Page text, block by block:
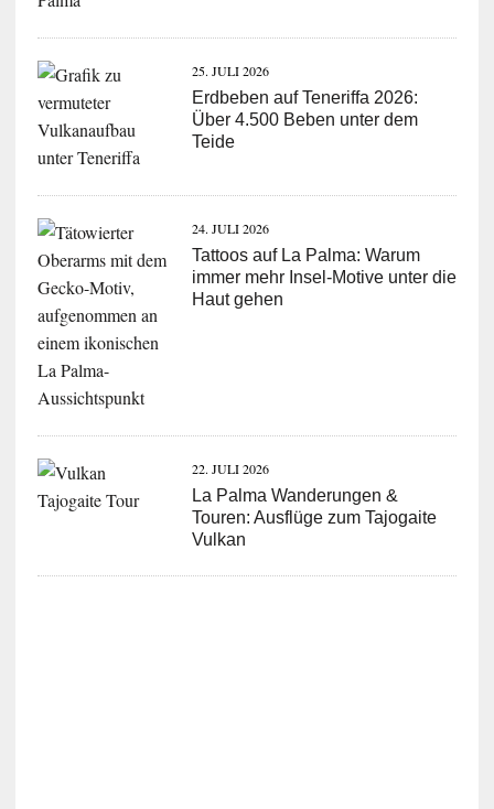
25. JULI 2026
Erdbeben auf Teneriffa 2026:
Über 4.500 Beben unter dem
Teide
24. JULI 2026
Tattoos auf La Palma: Warum
immer mehr Insel-Motive unter die
Haut gehen
22. JULI 2026
La Palma Wanderungen &
Touren: Ausflüge zum Tajogaite
Vulkan